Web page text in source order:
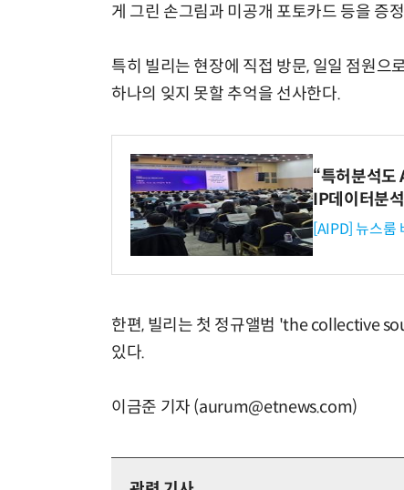
게 그린 손그림과 미공개 포토카드 등을 증
특히 빌리는 현장에 직접 방문, 일일 점원으
하나의 잊지 못할 추억을 선사한다.
“특허분석
IP데이터분
[AIPD] 뉴스룸
한편, 빌리는 첫 정규앨범 'the collective
있다.
이금준 기자 (aurum@etnews.com)